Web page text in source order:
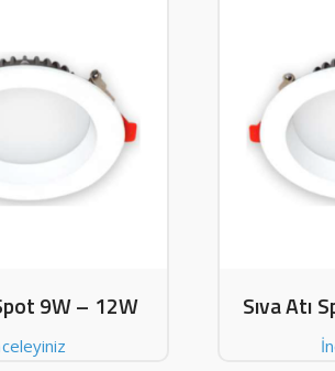
9W – 12W Sıva Atı